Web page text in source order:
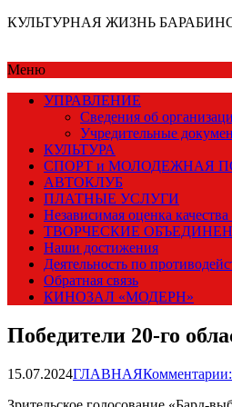
КУЛЬТУРНАЯ ЖИЗНЬ
Меню
УПРАВЛЕНИЕ
Сведения об
Учредительные
КУЛЬТУРА
СПОРТ и МОЛОДЕЖНАЯ
АВТОКЛУБ
ПЛАТНЫЕ УСЛУГИ
Независимая оценка качества
ТВОРЧЕСКИЕ
Наши достижения
Деятельность по
Обратная связь
КИНОЗАЛ «МОДЕРН»
Победители 20-го
15.07.2024ГЛАВНАЯ